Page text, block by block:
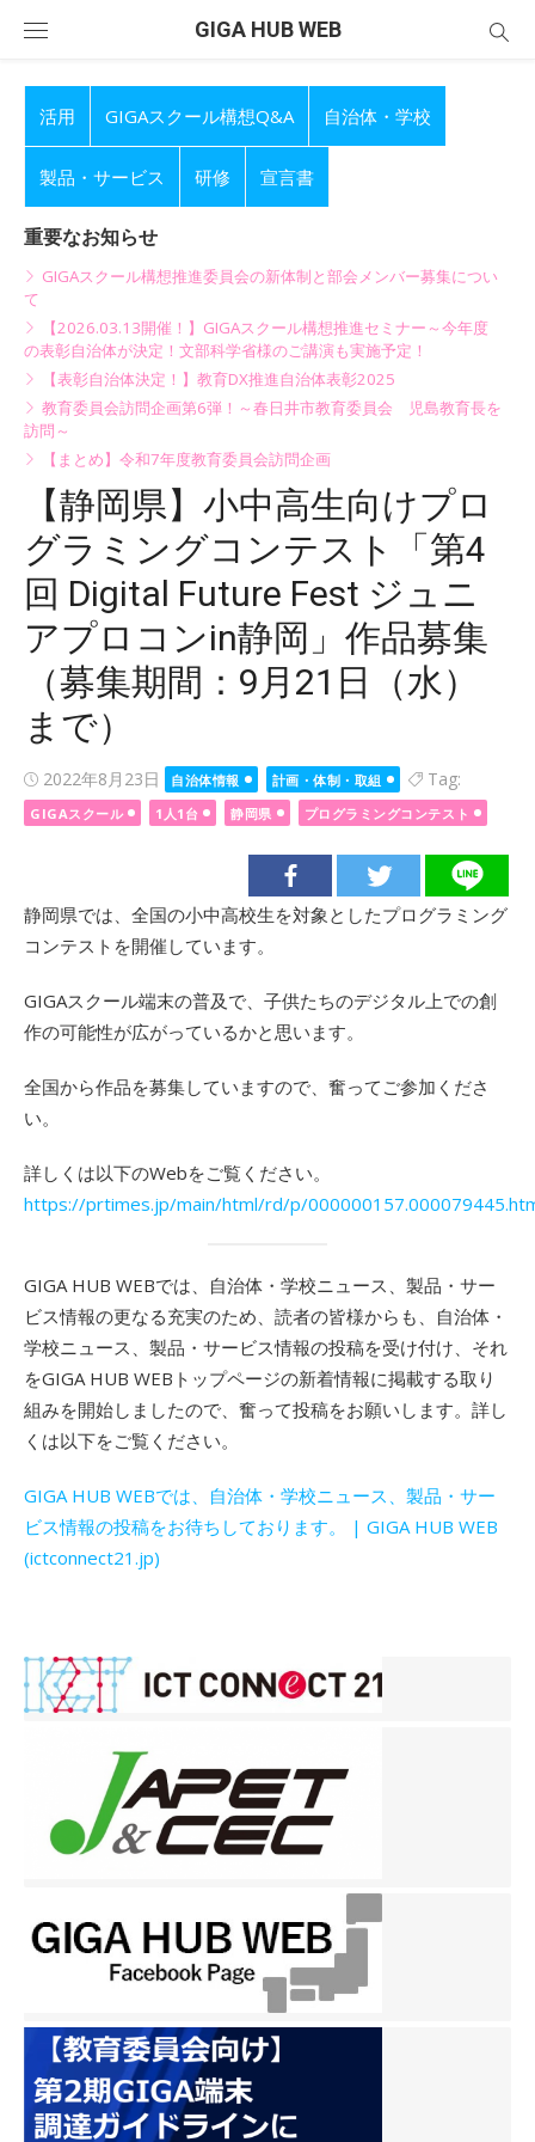
GIGA HUB WEB
活用 GIGAスクール構想Q&A 自治体・学校
製品・サービス 研修 宣言書
重要なお知らせ
GIGAスクール構想推進委員会の新体制と部会メンバー募集につい
て
【2026.03.13開催！】GIGAスクール構想推進セミナー～今年度
の表彰自治体が決定！文部科学省様のご講演も実施予定！
【表彰自治体決定！】教育DX推進自治体表彰2025
教育委員会訪問企画第6弾！～春日井市教育委員会 児島教育長を
訪問～
【まとめ】令和7年度教育委員会訪問企画
【静岡県】小中高生向けプロ
グラミングコンテスト「第4
回 Digital Future Fest ジュニ
アプロコンin静岡」作品募集
（募集期間：9月21日（水）
まで）
Posted
on
2022年8月23日 自治体情報 計画・体制・取組 Tag:
GIGAスクール 1人1台 静岡県 プログラミングコンテスト
静岡県では、全国の小中高校生を対象としたプログラミング
コンテストを開催しています。
GIGAスクール端末の普及で、子供たちのデジタル上での創
作の可能性が広がっているかと思います。
全国から作品を募集していますので、奮ってご参加くださ
い。
詳しくは以下のWebをご覧ください。
https://prtimes.jp/main/html/rd/p/
GIGA HUB WEBでは、自治体・学校ニュース、製品・サー
ビス情報の更なる充実のため、読者の皆様からも、自治体・
学校ニュース、製品・サービス情報の投稿を受け付け、それ
をGIGA HUB WEBトップページの新着情報に掲載する取り
組みを開始しましたので、奮って投稿をお願いします。詳し
くは以下をご覧ください。
GIGA HUB WEBでは、自治体・学校ニュース、製品・サー
ビス情報の投稿をお待ちしております。 | GIGA HUB WEB
(ictconnect21.jp)